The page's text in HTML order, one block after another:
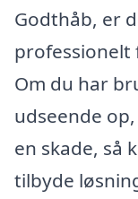
Godthåb, er
professionelt
Om du har
udseende
en skade, så
tilbyde